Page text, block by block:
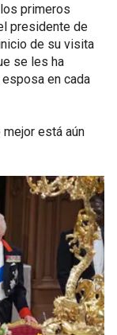
primeros
presidente de
de su visita
se les ha
en cada
está aún